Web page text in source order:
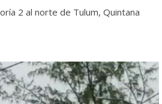
2 al norte de Tulum, Quintana